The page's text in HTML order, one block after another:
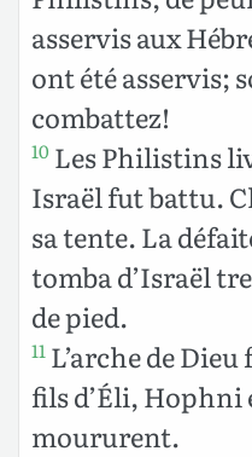
asservis aux
ont été asservis;
combattez!
10 Les Philistins
Israël fut battu.
sa tente. La
tomba d’Israël
de pied.
11 L’arche de
fils d’Éli, Hophni
moururent.